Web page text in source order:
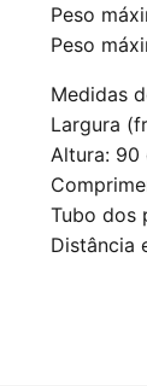
Peso
Peso
Medidas
Largura
Altura: 90
Tubo dos
Distância